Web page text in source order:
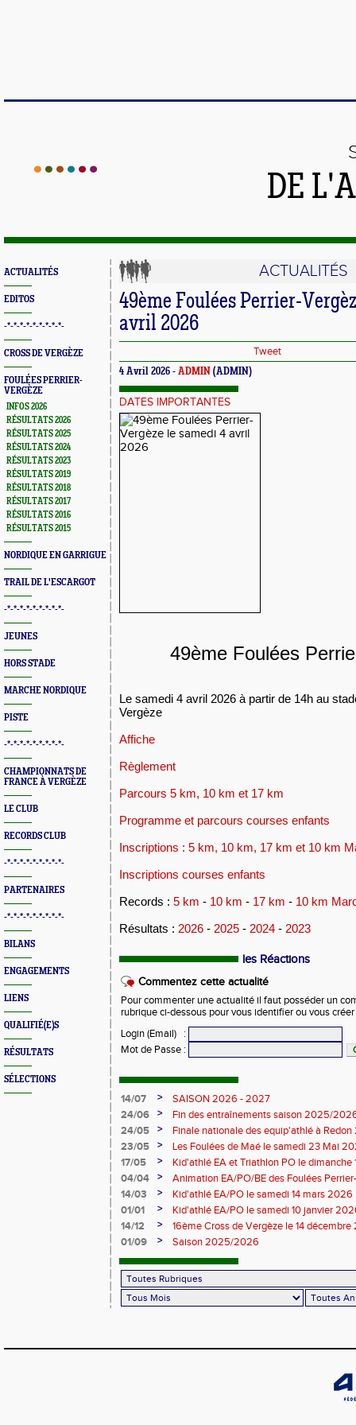
DE
ACTUALITÉS
EDITOS
-*-*-*-*-*-*-*-*-*-
CROSS DE VERGÈZE
FOULÉES PERRIER-
VERGÈZE
INFOS 2026
RÉSULTATS 2026
RÉSULTATS 2025
RÉSULTATS 2024
RÉSULTATS 2023
RÉSULTATS 2019
RÉSULTATS 2018
RÉSULTATS 2017
RÉSULTATS 2016
RÉSULTATS 2015
NORDIQUE EN GARRIGUE
TRAIL DE L'ESCARGOT
-*-*-*-*-*-*-*-*-*-
JEUNES
HORS STADE
MARCHE NORDIQUE
PISTE
-*-*-*-*-*-*-*-*-*-
CHAMPIONNATS DE
FRANCE À VERGÈZE
LE CLUB
RECORDS CLUB
-*-*-*-*-*-*-*-*-*-
PARTENAIRES
-*-*-*-*-*-*-*-*-*-
BILANS
ENGAGEMENTS
LIENS
QUALIFIÉ(E)S
RÉSULTATS
SÉLECTIONS
ACTUALITÉS
49ème Foulées Perrier-
avril 2026
Tweet
4 Avril 2026 - ADMIN (ADMIN)
DATES IMPORTANTES
49ème Foulées
Le samedi 4 avril 2026 à partir de 14h au
Vergèze
Affiche
Règlement
Parcours 5 km, 10 km et 17 km
Programme et parcours courses enfants
Inscriptions : 5 km, 10 km, 17 km et 10 km
Inscriptions courses enfants
Records : 5 km - 10 km - 17 km - 10 km
Résultats : 2026 - 2025 - 2024 - 2023
les Réactions
Commentez cette actualité
Pour commenter une actualité il faut posséder un
rubrique ci-dessous pour vous identifier ou vous
Login (Email)
:
Mot de Passe :
14/07 >
SAISON 2026 - 2027
24/06
>
Fin des entraînements saison 2025/
24/05
>
Finale nationale des equip'athlé à
23/05
>
Les Foulées de Maé le samedi 23 Mai
17/05
>
Kid'athlé EA et Triathlon PO le dimanche
04/04
>
Animation EA/PO/BE des Foulées
2026
14/03 >
Kid'athlé EA/PO le samedi 14 mars 2026
01/01
>
Kid'athlé EA/PO le samedi 10 janvier
14/12
>
16ème Cross de Vergèze le 14
championnat départemental
01/09 > Saison 2025/2026